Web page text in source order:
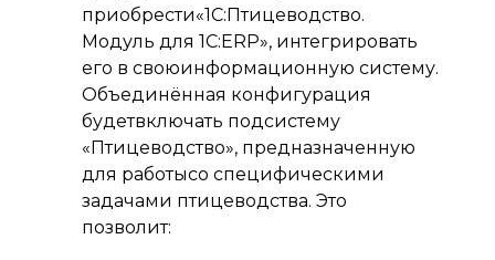
приобрести«1С:Птицеводство.
Модуль для 1С:ERP», интегрировать
его в своюинформационную систему.
Объединённая конфигурация
будетвключать подсистему
«Птицеводство», предназначенную
для работысо специфическими
задачами птицеводства. Это
позволит: